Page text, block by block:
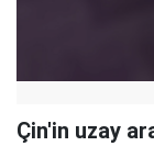
Çin'in uzay